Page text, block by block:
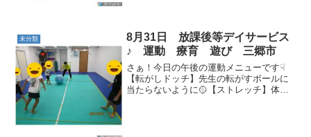
未分類
8月31日 放課後等デイサービス
♪ 運動 療育 遊び 三郷市
さぁ！今日の午後の運動メニューです☟
【転がしドッチ】先生の転がすボールに
当たらないように🥎【ストレッチ】体を